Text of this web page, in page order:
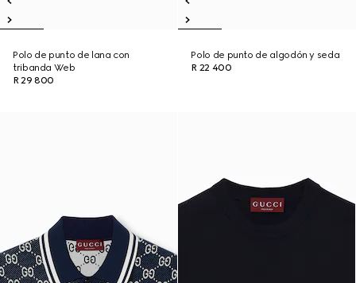
Polo de punto de lana con
tribanda Web
R 29 800
Polo de punto de algodón y seda
R 22 400